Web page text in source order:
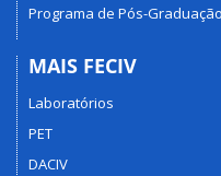
Programa de Pós-
MAIS FECIV
Laboratórios
PET
DACIV